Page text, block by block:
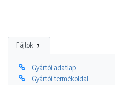
Fájlok 7
Gyártói adatlap
Gyártói termékoldal